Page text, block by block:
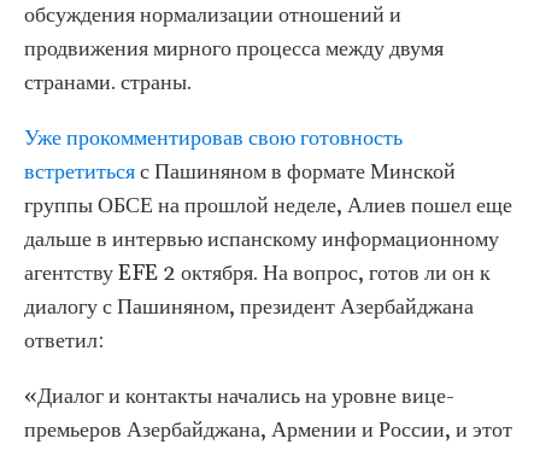
обсуждения нормализации отношений и
продвижения мирного процесса между двумя
странами. страны.
Уже прокомментировав свою готовность
встретитьсяс Пашиняном в формате Минской
группы ОБСЕ на прошлой неделе, Алиев пошел еще
дальше в интервью испанскому информационному
агентству EFE 2 октября. На вопрос, готов ли он к
диалогу с Пашиняном, президент Азербайджана
ответил:
«Диалог и контакты начались на уровне вице-
премьеров Азербайджана, Армении и России, и этот